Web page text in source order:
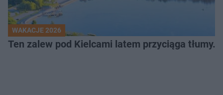
WAKACJE 2026
Ten zalew pod Kielcami latem przyciąga